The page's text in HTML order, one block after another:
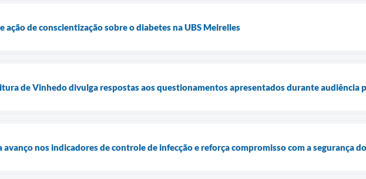
ação de conscientização sobre o diabetes na UBS Meirelles
de Vinhedo divulga respostas aos questionamentos apresentados durante audiência
avanço nos indicadores de controle de infecção e reforça compromisso com a segurança